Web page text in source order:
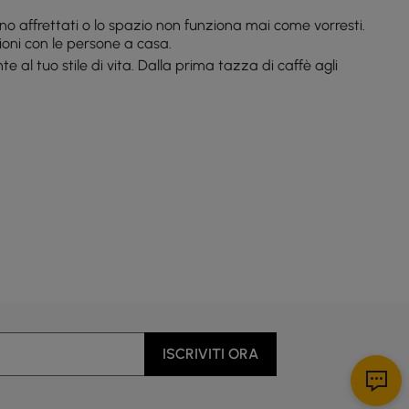
affrettati o lo spazio non funziona mai come vorresti.
con le persone a casa.
al tuo stile di vita. Dalla prima tazza di caffè agli
nel fine settimana? Aiuti i bambini con i compiti
ISCRIVITI ORA